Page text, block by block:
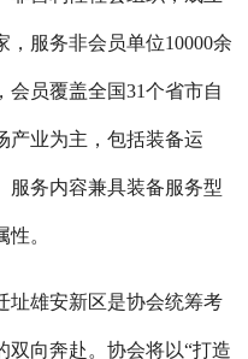
，服务非会员单位10000余
会员覆盖全国31个省市自
产业为主，包括装备运
服务内容兼具装备服务型
。
雄安新区是协会统筹考
双向奔赴。协会将以“打造